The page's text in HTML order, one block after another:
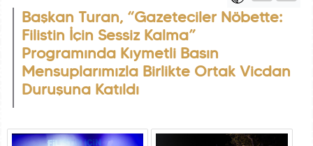
Başkan Turan, “Gazeteciler Nöbette:
Filistin İçin Sessiz Kalma”
Programında Kıymetli Basın
Mensuplarımızla Birlikte Ortak Vicdan
Duruşuna Katıldı